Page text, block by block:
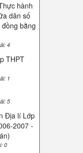
hành
dân số
bằng
4
THPT
1
5
Địa lí Lớp
2007 -
0